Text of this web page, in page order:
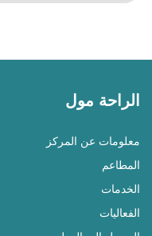
الراحة مول
معلومات عن المركز
المطاعم
الخدمات
الفعاليات